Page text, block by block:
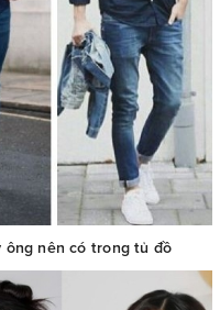
ông nên có trong tủ đồ